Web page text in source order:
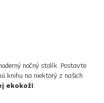
nočný stolík. Postavte
knihu na niektorý z našich
ekokoži: